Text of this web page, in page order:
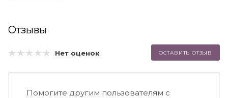
Отзывы
Нет оценок ОСТАВИТЬ ОТЗЫВ
Помогите другим пользователям с